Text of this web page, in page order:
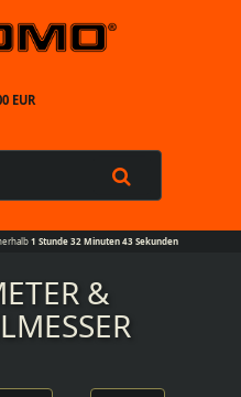
EUR
1 Stunde 32 Minuten 42 Sekunden
&